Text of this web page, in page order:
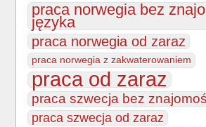
praca norwegia bez
języka
praca norwegia od zaraz
praca norwegia z zakwaterowaniem
praca od zaraz
praca szwecja bez
praca szwecja od zaraz